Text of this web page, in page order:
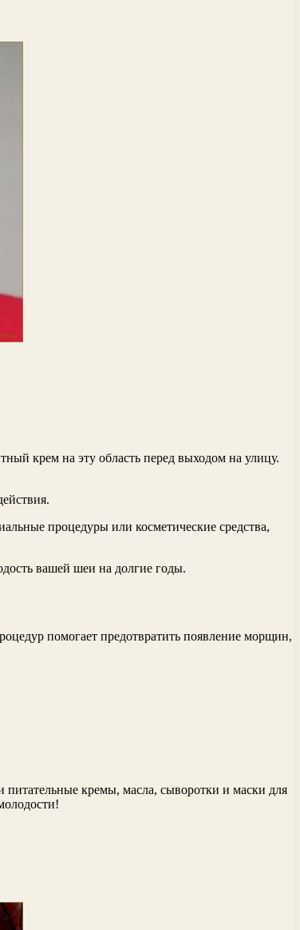
крем на эту область перед выходом на улицу.
процедуры или косметические средства,
вашей шеи на долгие годы.
помогает предотвратить появление морщин,
питательные кремы, масла, сыворотки и маски для